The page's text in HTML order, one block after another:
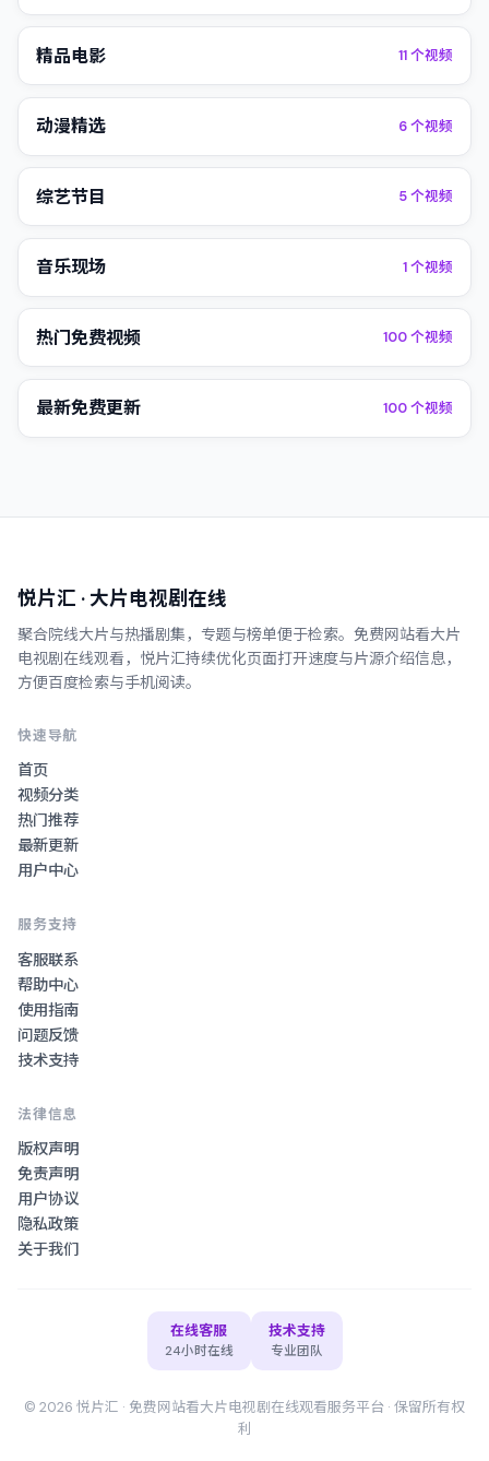
精品电影 11个视频
动漫精选 6个视频
综艺节目 5个视频
音乐现场 1个视频
热门免费视频 100个视频
最新免费更新 100个视频
悦片汇 · 大片电视剧在线
聚合院线大片与热播剧集，专题与榜单便于检索。 免费网站看大片
电视剧在线观看 ， 悦片汇持续优化页面打开速度与片源介绍信息，
方便百度检索与手机阅读。
快速导航
首页
视频分类
热门推荐
最新更新
用户中心
服务支持
客服联系
帮助中心
使用指南
问题反馈
技术支持
法律信息
版权声明
免责声明
用户协议
隐私政策
关于我们
在线客服
24小时在线
技术支持
专业团队
© 2026 悦片汇 · 免费网站看大片电视剧在线观看服务平台 · 保留所有权
利